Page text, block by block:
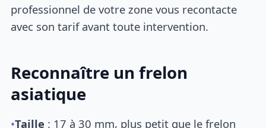
professionnel de votre zone vous recontacte
avec son tarif avant toute intervention.
Reconnaître un frelon
asiatique
•Taille : 17 à 30 mm, plus petit que le frelon